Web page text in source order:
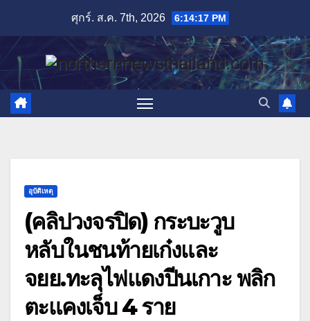
content
ศุกร์. ส.ค. 7th, 2026 6:14:18 PM
อุบัติเหตุ
(คลิปวงจรปิด) กระบะวูบ
หลับในชนท้ายเก๋งและ
จยย.ทะลุไฟแดงปีนเกาะ พลิก
ตะแคงเจ็บ 4 ราย